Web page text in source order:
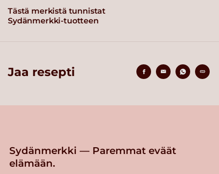
Tästä merkistä tunnistat
Sydänmerkki-tuotteen
Jaa resepti
Sydänmerkki — Paremmat eväät
elämään.